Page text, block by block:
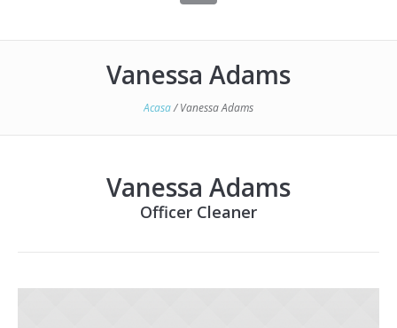
Vanessa Adams
Acasa/Vanessa Adams
Vanessa Adams
Officer Cleaner